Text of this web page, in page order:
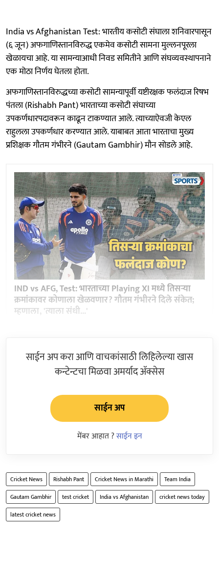
India vs Afghanistan Test: भारतीय कसोटी संघाला शनिवारपासून
(६ जून) अफगाणिस्तानविरुद्ध एकमेव कसोटी सामना मुल्लनपूरला
खेळायचा आहे. या सामन्याआधी निवड समितीने आणि संघव्यवस्थापनाने
एक मोठा निर्णय घेतला होता.
अफगाणिस्तानविरुद्धच्या कसोटी सामन्यापूर्वी यष्टीरक्षक फलंदाज रिषभ
पंतला (Rishabh Pant) भारताच्या कसोटी संघाच्या
उपकर्णधारपदावरून काढून टाकण्यात आले. त्याच्याऐवजी केएल
राहुलला उपकर्णधार करण्यात आले. याबाबत आता भारताचा मुख्य
प्रशिक्षक गौतम गंभीरने (Gautam Gambhir) मौन सोडले आहे.
IND vs AFG, Test: भारताच्या Playing XI मध्ये तिसऱ्या
क्रमांकावर कोणाला खेळवणार? गौतम गंभीरने दिले संकेत;
म्हणाला, 'त्याला संधी...'
साईन अप करा आणि वाचकांसाठी लिहिलेल्या खास
कन्टेन्टचा मिळवा अमर्याद ॲक्सेस
साईन अप
मेंबर आहात ?साईन इन
Cricket News Rishabh Pant Cricket News in Marathi
Team India
Gautam Gambhir
test cricket India vs Afghanistan
cricket news today
latest cricket news